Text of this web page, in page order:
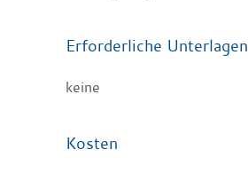
Erforderliche Unterlagen
keine
Kosten